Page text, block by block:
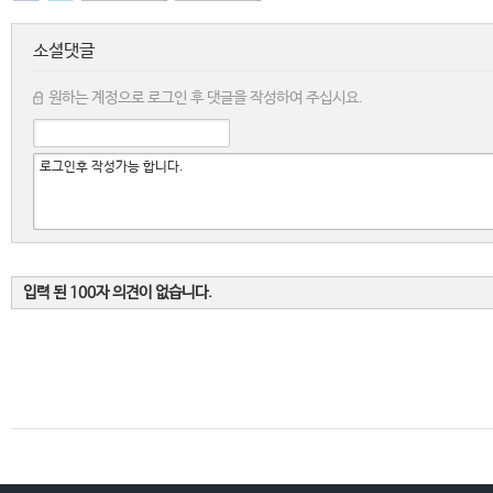
소셜댓글
원하는 계정으로 로그인 후 댓글을 작성하여 주십시요.
입력 된 100자 의견이 없습니다.